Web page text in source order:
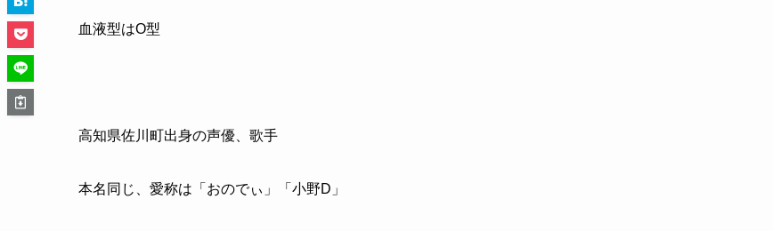
血液型はO型
高知県佐川町出身の声優、歌手
本名同じ、愛称は「おのでぃ」「小野D」